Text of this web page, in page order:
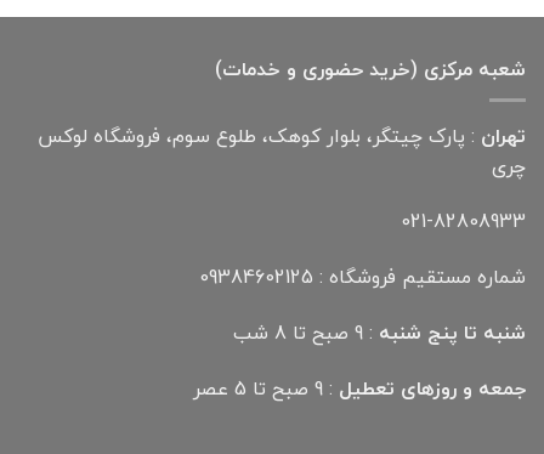
4,000,000 تومان 2,800,000 تومان
شعبه مرکزی (خرید حضوری و خدمات)
تهران : پارک چیتگر، بلوار کوهک، طلوع سوم، فروشگاه لوکس
چری
021-82808933
شماره مستقیم فروشگاه : 09384602125
شنبه تا پنج شنبه : 9 صبح تا 8 شب
جمعه و روزهای تعطیل : 9 صبح تا 5 عصر